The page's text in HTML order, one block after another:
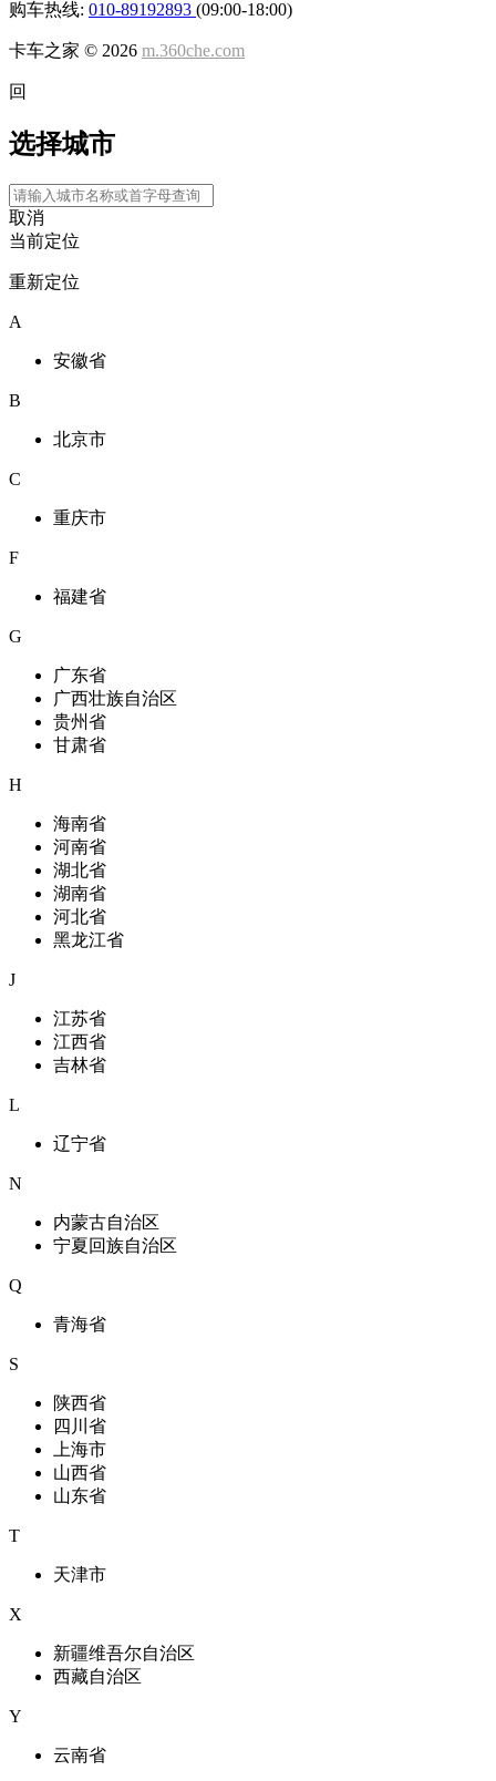
购车热线: 010-89192893 (09:00-18:00)
卡车之家 © 2026 m.360che.com
回
选择城市
取消
当前定位
重新定位
A
安徽省
B
北京市
C
重庆市
F
福建省
G
广东省
广西壮族自治区
贵州省
甘肃省
H
海南省
河南省
湖北省
湖南省
河北省
黑龙江省
J
江苏省
江西省
吉林省
L
辽宁省
N
内蒙古自治区
宁夏回族自治区
Q
青海省
S
陕西省
四川省
上海市
山西省
山东省
T
天津市
X
新疆维吾尔自治区
西藏自治区
Y
云南省